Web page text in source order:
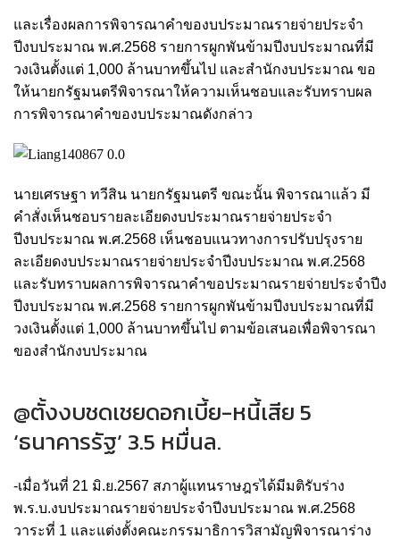
และเรื่องผลการพิจารณาคำของบประมาณรายจ่ายประจำ
ปีงบประมาณ พ.ศ.2568 รายการผูกพันข้ามปีงบประมาณที่มี
วงเงินตั้งแต่ 1,000 ล้านบาทขึ้นไป และสำนักงบประมาณ ขอ
ให้นายกรัฐมนตรีพิจารณาให้ความเห็นชอบและรับทราบผล
การพิจารณาคำของบประมาณดังกล่าว
นายเศรษฐา ทวีสิน นายกรัฐมนตรี ขณะนั้น พิจารณาแล้ว มี
คำสั่งเห็นชอบรายละเอียดงบประมาณรายจ่ายประจำ
ปีงบประมาณ พ.ศ.2568 เห็นชอบแนวทางการปรับปรุงราย
ละเอียดงบประมาณรายจ่ายประจำปีงบประมาณ พ.ศ.2568
และรับทราบผลการพิจารณาคำขอประมาณรายจ่ายประจำปีง
ปีงบประมาณ พ.ศ.2568 รายการผูกพันข้ามปีงบประมาณที่มี
วงเงินตั้งแต่ 1,000 ล้านบาทขึ้นไป ตามข้อเสนอเพื่อพิจารณา
ของสำนักงบประมาณ
@ตั้งงบชดเชยดอกเบี้ย-หนี้เสีย 5
‘ธนาคารรัฐ’ 3.5 หมื่นล.
-เมื่อวันที่ 21 มิ.ย.2567 สภาผู้แทนราษฎรได้มีมติรับร่าง
พ.ร.บ.งบประมาณรายจ่ายประจำปีงบประมาณ พ.ศ.2568
วาระที่ 1 และแต่งตั้งคณะกรรมาธิการวิสามัญพิจารณาร่าง